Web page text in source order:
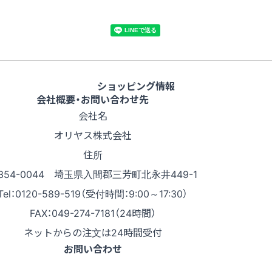
ショッピング情報
会社概要・お問い合わせ先
会社名
オリヤス株式会社
住所
0044 埼玉県入間郡三芳町北永井449-1
：0120-589-519（受付時間：9:00～17:30）
FAX：049-274-7181（24時間）
ネットからの注文は24時間受付
お問い合わせ